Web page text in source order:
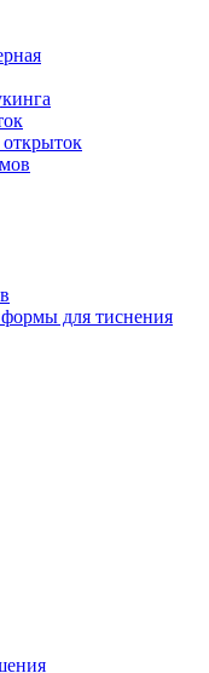
для тиснения